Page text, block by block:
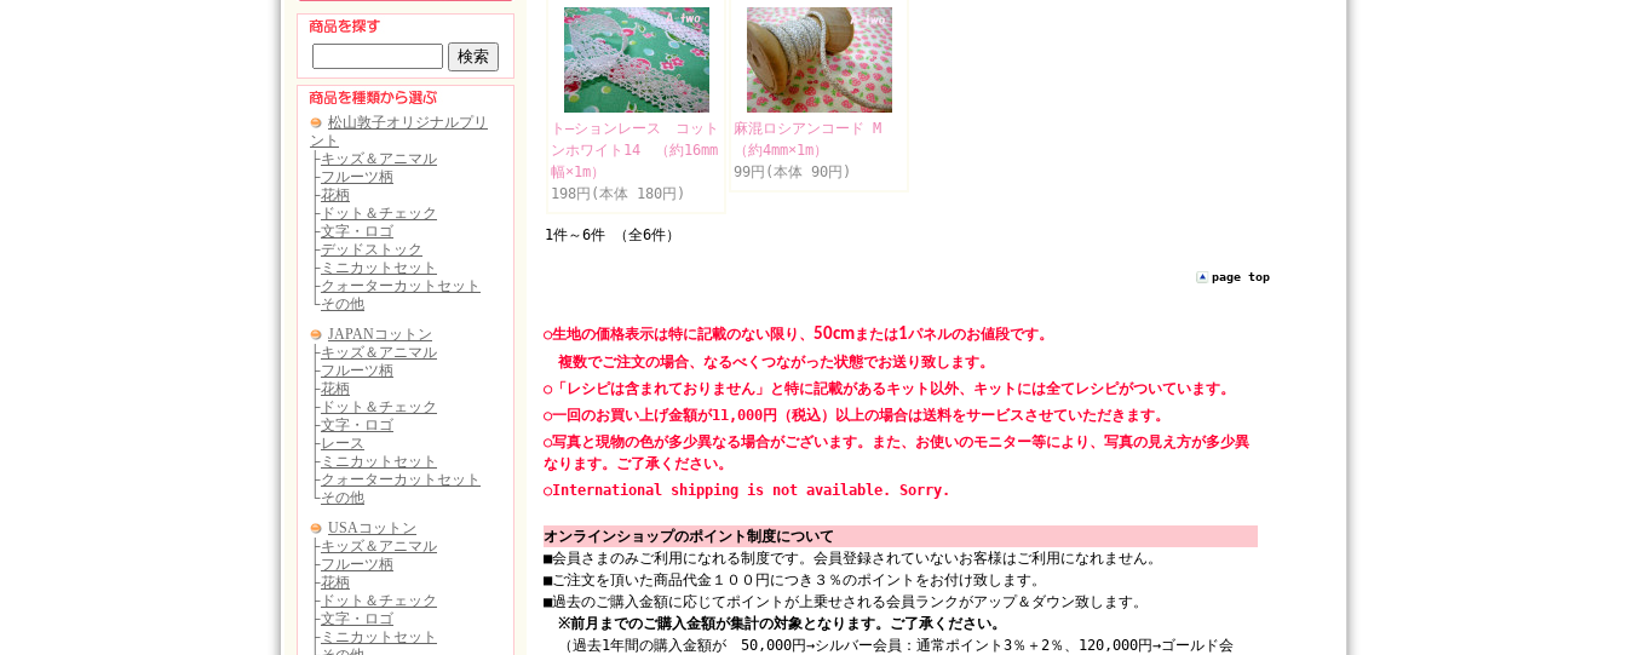
ト―ションレース コット
ンホワイト14 （約16mm
幅×1m）
198円(本体 180円)
麻混ロシアンコード M
（約4mm×1m）
99円(本体 90円)
1件～6件 （全6件）
page top
○生地の価格表示は特に記載のない限り、 50cmまたは1パネルのお値段です。
複数でご注文の場合、なるべくつながった状態でお送り致します。
○「レシピは含まれておりません」と特に記載があるキット以外、キットには全てレシピがついています。
○一回のお買い上げ金額が11,000円（税込）以上の場合は送料をサービスさせていただきます。
○写真と現物の色が多少異なる場合がございます。また、お使いのモニター等により、写真の見え方が多少異
なります。ご了承ください。
○International shipping is not available. Sorry.
オンラインショップのポイント制度について
■会員さまのみご利用になれる制度です。会員登録されていないお客様はご利用になれません。
■ご注文を頂いた商品代金１００円につき３％のポイントをお付け致します。
■過去のご購入金額に応じてポイントが上乗せされる会員ランクがアップ＆ダウン致します。
※前月までのご購入金額が集計の対象となります。ご了承ください。
（過去1年間の購入金額が 50,000円→シルバー会員：通常ポイント3％＋2％、120,000円→ゴールド会